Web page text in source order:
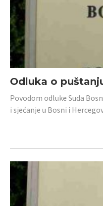
Odluka o
Povodom odluke Suda
i sjećanje u Bosni i